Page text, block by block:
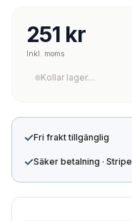
251 kr
Inkl. moms
Kollar lager…
✓Fri frakt tillgänglig
✓Säker betalning · Stripe